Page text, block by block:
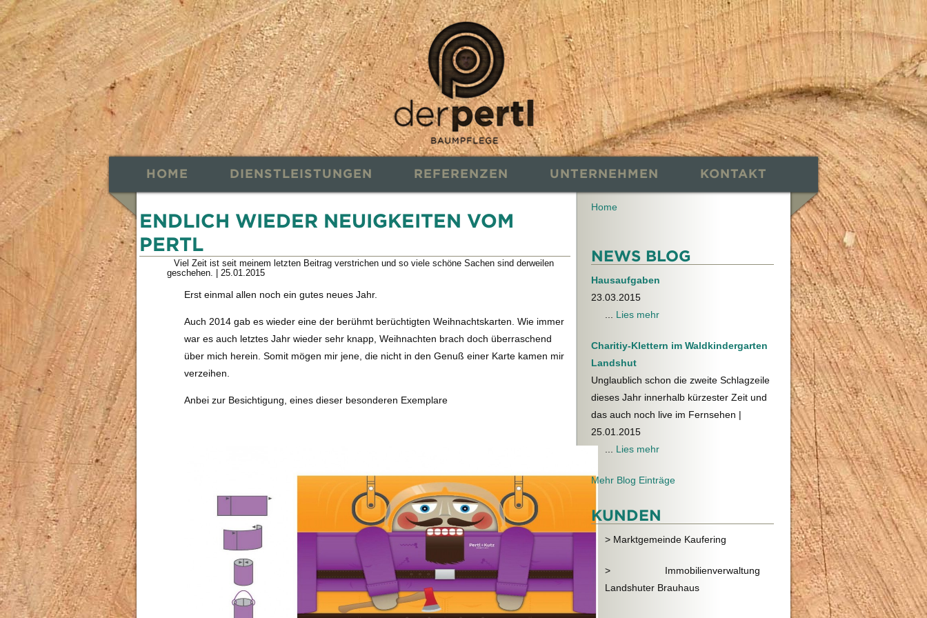
HOME DIENSTLEISTUNGEN REFERENZEN UNTERNEHMEN KONTAKT
ENDLICH WIEDER NEUIGKEITEN VOM
PERTL
Viel Zeit ist seit meinem letzten Beitrag verstrichen und so viele schöne Sachen sind derweilen
geschehen.
25.01.2015
Erst einmal allen noch ein gutes neues Jahr.
Auch 2014 gab es wieder eine der berühmt berüchtigten Weihnachtskarten. Wie immer
war es auch letztes Jahr wieder sehr knapp, Weihnachten brach doch überraschend
über mich herein. Somit mögen mir jene, die nicht in den Genuß einer Karte kamen mir
verzeihen.
Anbei zur Besichtigung, eines dieser besonderen Exemplare
Home
NEWS BLOG
Hausaufgaben
23.03.2015
Lies mehr
Charitiy-Klettern im Waldkindergarten
Landshut
Unglaublich schon die zweite Schlagzeile
dieses Jahr innerhalb kürzester Zeit und
das auch noch live im Fernsehen |
25.01.2015
Lies mehr
Mehr Blog Einträge
KUNDEN
> Marktgemeinde Kaufering
> Immobilienverwaltung
Landshuter Brauhaus